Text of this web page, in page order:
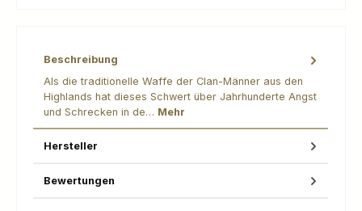
Beschreibung
Als die traditionelle Waffe der Clan-Männer aus den
Highlands hat dieses Schwert über Jahrhunderte Angst
und Schrecken in de… Mehr
Hersteller
Bewertungen